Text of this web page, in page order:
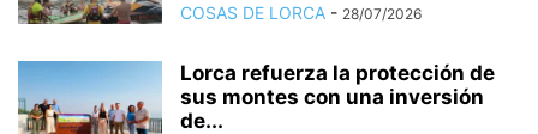
COSAS DE LORCA - 28/07/2026
Lorca refuerza la protección de
sus montes con una inversión
de...